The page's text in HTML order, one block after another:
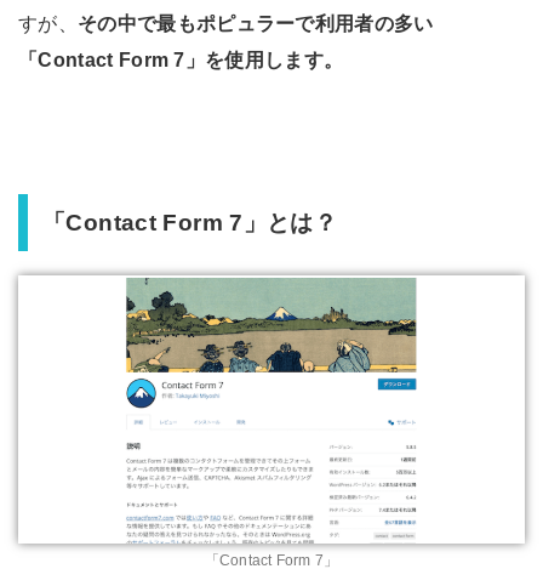
すが、 その中で最もポピュラーで利用者の多い
「Contact Form 7」を使用します。
「Contact Form 7」とは？
「Contact Form 7」